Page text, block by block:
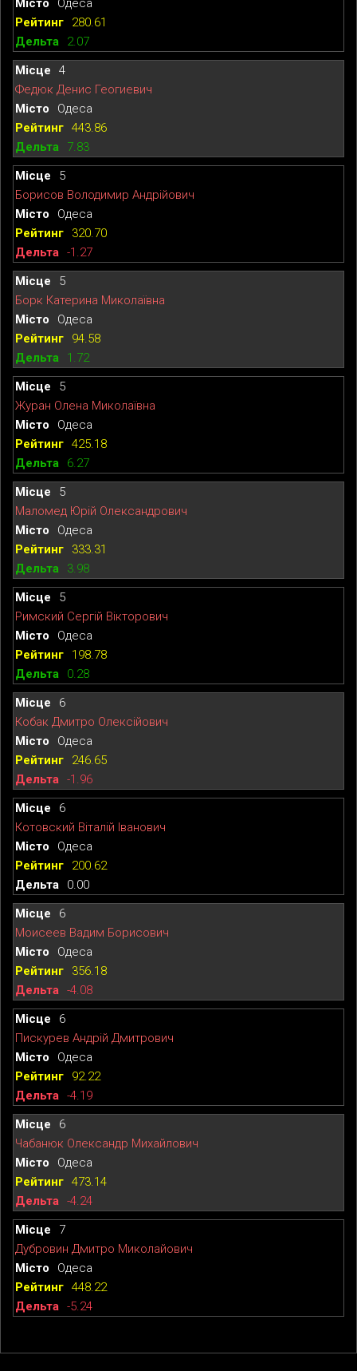
Одеса
280.61
2.07
4
Федюк Денис Геогиевич
Одеса
443.86
7.83
5
Борисов Володимир Андрійович
Одеса
320.70
-1.27
5
Борк Катерина Миколаївна
Одеса
94.58
1.72
5
Журан Олена Миколаївна
Одеса
425.18
6.27
5
Маломед Юрій Олександрович
Одеса
333.31
3.98
5
Римский Сергій Вікторович
Одеса
198.78
0.28
6
Кобак Дмитро Олексійович
Одеса
246.65
-1.96
6
Котовский Віталій Іванович
Одеса
200.62
0.00
6
Моисеев Вадим Борисович
Одеса
356.18
-4.08
6
Пискурев Андрій Дмитрович
Одеса
92.22
-4.19
6
Чабанюк Олександр Михайлович
Одеса
473.14
-4.24
7
Дубровин Дмитро Миколайович
Одеса
448.22
-5.24